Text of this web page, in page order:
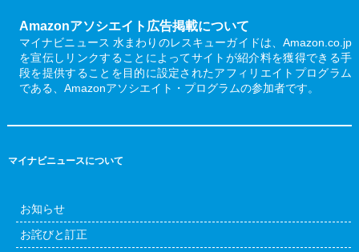
Amazonアソシエイト広告掲載について
マイナビニュース 水まわりのレスキューガイドは、Amazon.co.jp
を宣伝しリンクすることによってサイトが紹介料を獲得できる手
段を提供することを目的に設定されたアフィリエイトプログラム
である、Amazonアソシエイト・プログラムの参加者です。
マイナビニュースについて
お知らせ
お詫びと訂正